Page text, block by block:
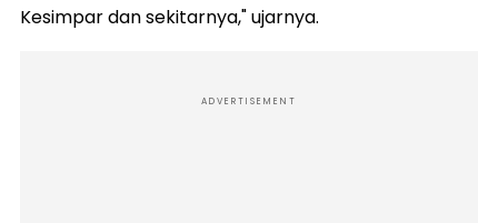
Kesimpar dan sekitarnya," ujarnya.
ADVERTISEMENT